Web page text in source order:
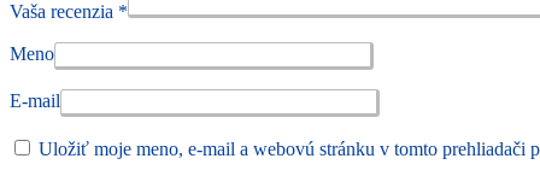
Vaša recenzia *
Meno
E-mail
Uložiť moje meno, e-mail a webovú stránku v tomto prehliadači